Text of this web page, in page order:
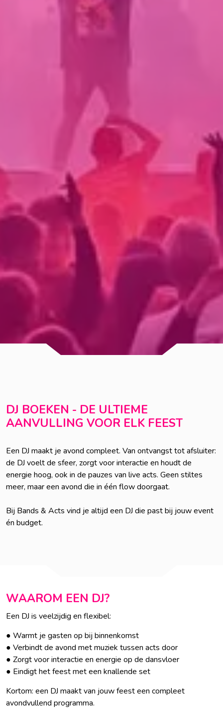
DJ BOEKEN - DE ULTIEME
AANVULLING VOOR ELK FEEST
Een DJ maakt je avond compleet. Van ontvangst tot afsluiter:
de DJ voelt de sfeer, zorgt voor interactie en houdt de
energie hoog, ook in de pauzes van live acts. Geen stiltes
meer, maar een avond die in één flow doorgaat.
Bij Bands & Acts vind je altijd een DJ die past bij jouw event
én budget.
WAAROM EEN DJ?
Een DJ is veelzijdig en flexibel:
● Warmt je gasten op bij binnenkomst
● Verbindt de avond met muziek tussen acts door
● Zorgt voor interactie en energie op de dansvloer
● Eindigt het feest met een knallende set
Kortom: een DJ maakt van jouw feest een compleet
avondvullend programma.